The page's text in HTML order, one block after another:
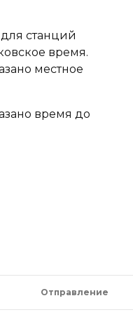
станций
время.
местное
время до
Отправление